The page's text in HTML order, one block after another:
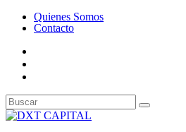
Quienes Somos
Contacto